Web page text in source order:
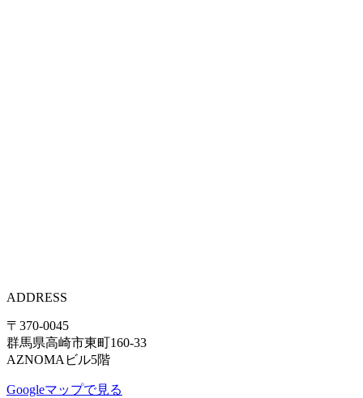
ADDRESS
〒370-0045
群馬県高崎市東町160-33
AZNOMAビル5階
Googleマップで見る